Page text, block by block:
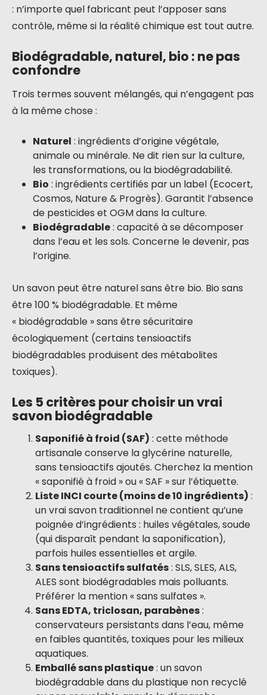
: n’importe quel fabricant peut l’apposer sans
contrôle, même si la réalité chimique est tout autre.
Biodégradable, naturel, bio : ne pas
confondre
Trois termes souvent mélangés, qui n’engagent pas
à la même chose :
Naturel : ingrédients d’origine végétale,
animale ou minérale. Ne dit rien sur la culture,
les transformations, ou la biodégradabilité.
Bio : ingrédients certifiés par un label (Ecocert,
Cosmos, Nature & Progrès). Garantit l’absence
de pesticides et OGM dans la culture.
Biodégradable: capacité à se décomposer
dans l’eau et les sols. Concerne le devenir, pas
l’origine.
Un savon peut être naturel sans être bio. Bio sans
être 100 % biodégradable. Et même
« biodégradable » sans être sécuritaire
écologiquement (certains tensioactifs
biodégradables produisent des métabolites
toxiques).
Les 5 critères pour choisir un vrai
savon biodégradable
Saponifié à froid (SAF) : cette méthode
artisanale conserve la glycérine naturelle,
sans tensioactifs ajoutés. Cherchez la mention
« saponifié à froid » ou « SAF » sur l’étiquette.
Liste INCI courte (moins de 10 ingrédients) :
un vrai savon traditionnel ne contient qu’une
poignée d’ingrédients : huiles végétales, soude
(qui disparaît pendant la saponification),
parfois huiles essentielles et argile.
Sans tensioactifs sulfatés: SLS, SLES, ALS,
ALES sont biodégradables mais polluants.
Préférer la mention « sans sulfates ».
Sans EDTA, triclosan, parabènes:
conservateurs persistants dans l’eau, même
en faibles quantités, toxiques pour les milieux
aquatiques.
Emballé sans plastique: un savon
biodégradable dans du plastique non recyclé